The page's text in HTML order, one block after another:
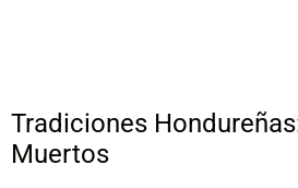
Tradiciones
Muertos